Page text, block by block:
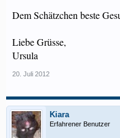
Dem Schätzchen beste
Liebe Grüsse,
Ursula
20. Juli 2012
Kiara
Erfahrener Benutzer